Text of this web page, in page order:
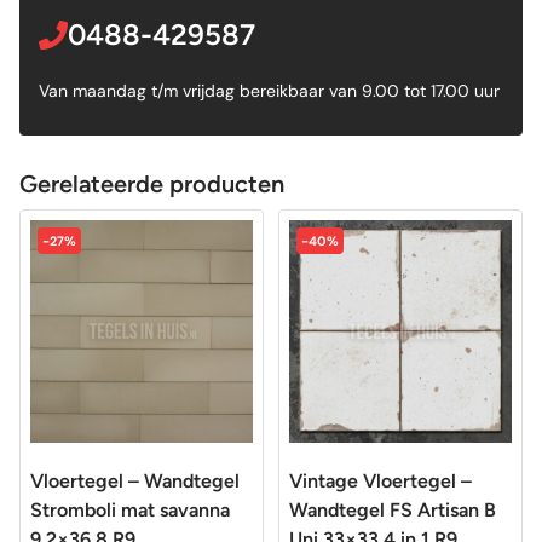
0488-429587
Van maandag t/m vrijdag bereikbaar van 9.00 tot 17.00 uur
Gerelateerde producten
-27%
Vloertegel – Wandtegel
Stromboli mat savanna
-40%
Vintage Vloertegel –
Wandtegel FS Artisan B